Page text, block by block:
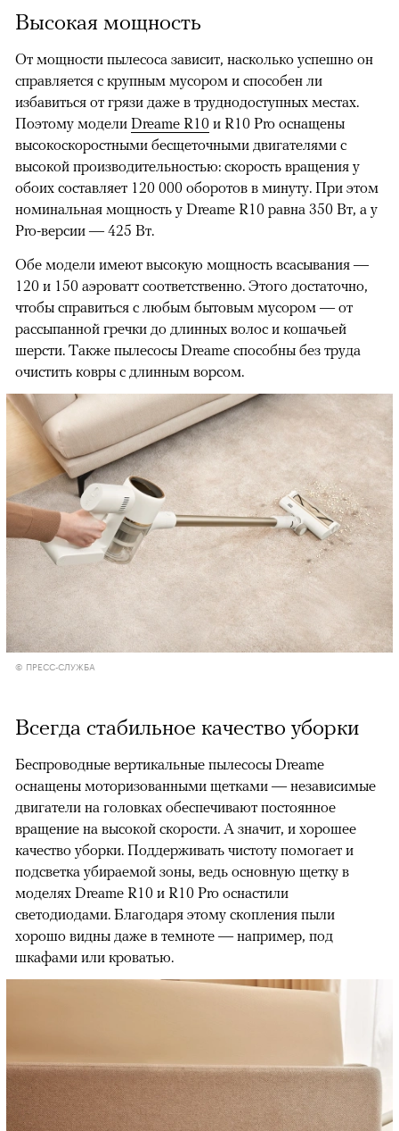
Высокая мощность
От мощности пылесоса зависит, насколько успешно он
справляется с крупным мусором и способен ли
избавиться от грязи даже в труднодоступных местах.
Поэтому модели Dreame R10 и R10 Pro оснащены
высокоскоростными бесщеточными двигателями с
высокой производительностью: скорость вращения у
обоих составляет 120 000 оборотов в минуту. При этом
номинальная мощность у Dreame R10 равна 350 Вт, а у
Pro-версии — 425 Вт.
00:00 / 00:00
Обе модели имеют высокую мощность всасывания —
120 и 150 аэроватт соответственно. Этого достаточно,
чтобы справиться с любым бытовым мусором — от
рассыпанной гречки до длинных волос и кошачьей
шерсти. Также пылесосы Dreame способны без труда
очистить ковры с длинным ворсом.
© ПРЕСС-СЛУЖБА
Всегда стабильное качество уборки
Беспроводные вертикальные пылесосы Dreame
оснащены моторизованными щетками — независимые
двигатели на головках обеспечивают постоянное
вращение на высокой скорости. А значит, и хорошее
качество уборки. Поддерживать чистоту помогает и
подсветка убираемой зоны, ведь основную щетку в
моделях Dreame R10 и R10 Pro оснастили
светодиодами. Благодаря этому скопления пыли
хорошо видны даже в темноте — например, под
шкафами или кроватью.